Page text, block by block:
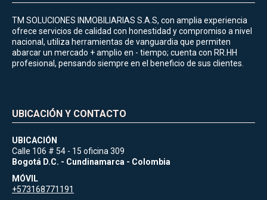
TM SOLUCIONES INMOBILIARIAS S.A.S, con amplia experiencia
ofrece servicios de calidad con honestidad y compromiso a nivel
nacional, utiliza herramientas de vanguardia que permiten
abarcar un mercado + amplio en - tiempo; cuenta con RR.HH
profesional, pensando siempre en el beneficio de sus clientes.
UBICACIÓN Y CONTACTO
UBICACIÓN
Calle 106 # 54 - 15 oficina 309
Bogotá D.C. - Cundinamarca - Colombia
MÓVIL
+573168771191